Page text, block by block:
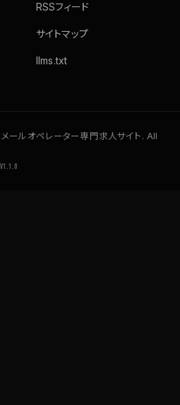
RSSフィード
サイトマップ
llms.txt
ールオペレーター専門求人サイト. All